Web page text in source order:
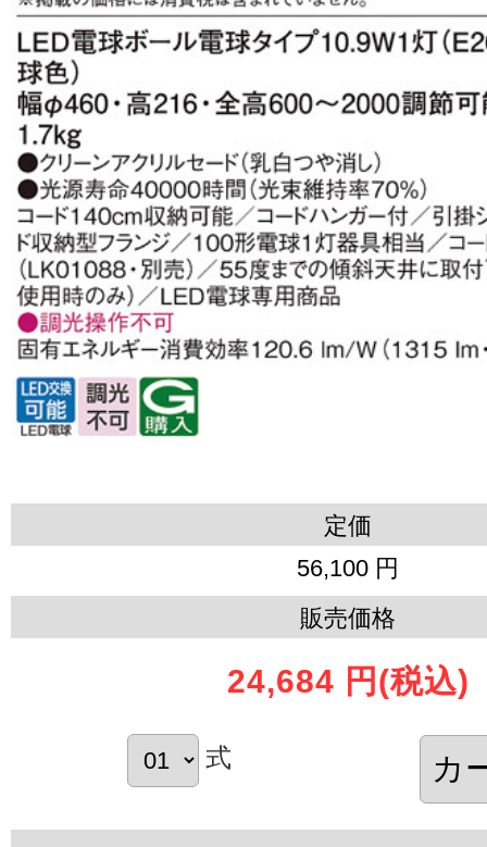
定価
56,100 円
販売価格
24,684 円 (税込)
式